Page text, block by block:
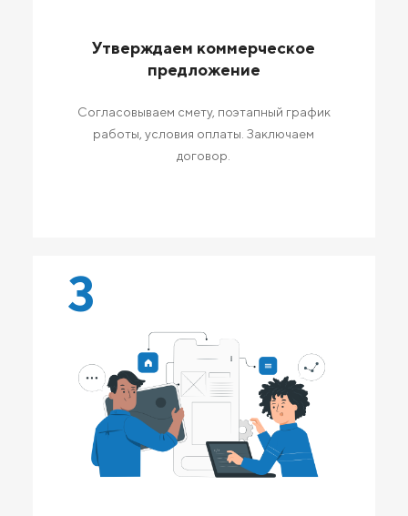
Утверждаем коммерческое
предложение
Согласовываем смету, поэтапный график
работы, условия оплаты. Заключаем
договор.
3